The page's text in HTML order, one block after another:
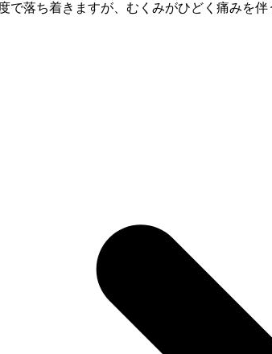
で落ち着きますが、むくみがひどく痛みを伴